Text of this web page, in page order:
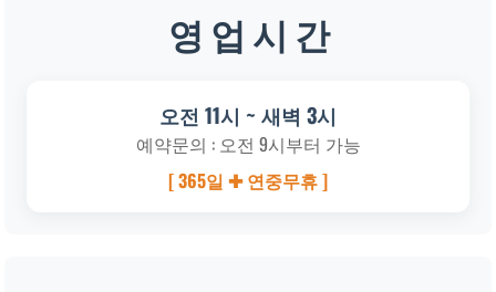
영 업 시 간
오전 11시 ~ 새벽 3시
예약문의 : 오전 9시부터 가능
[ 365일 ✚ 연중무휴 ]